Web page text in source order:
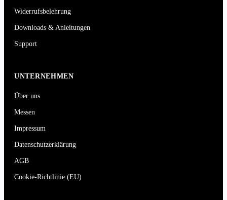
Widerrufsbelehrung
Downloads & Anleitungen
Support
UNTERNEHMEN
Über uns
Messen
Impressum
Datenschutzerklärung
AGB
Cookie-Richtlinie (EU)